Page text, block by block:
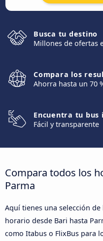
Busca tu destino
Millones de ofertas
Compara los
Ahorra hasta un 70
Encuentra tu bus
Fácil y transparente
Compara todos los
Parma
Aquí tienes una selección
horario desde Bari hasta
como Itabus o FlixBus para